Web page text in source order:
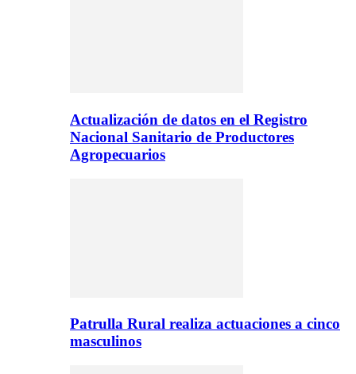
Actualización de datos en el Registro
Nacional Sanitario de Productores
Agropecuarios
Patrulla Rural realiza actuaciones a cinco
masculinos